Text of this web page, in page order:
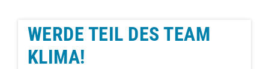
WERDE TEIL DES TEAM
KLIMA!